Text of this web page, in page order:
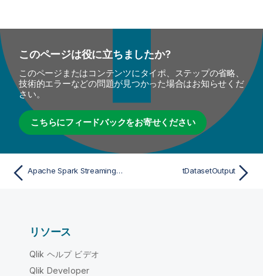
このページは役に立ちましたか?
このページまたはコンテンツにタイポ、ステップの省略、
技術的エラーなどの問題が見つかった場合はお知らせくだ
さい。
こちらにフィードバックをお寄せください
Apache Spark StreamingのtDataprepRunプロパティ tDatasetOutput
リソース
Qlik ヘルプ ビデオ
Qlik Developer